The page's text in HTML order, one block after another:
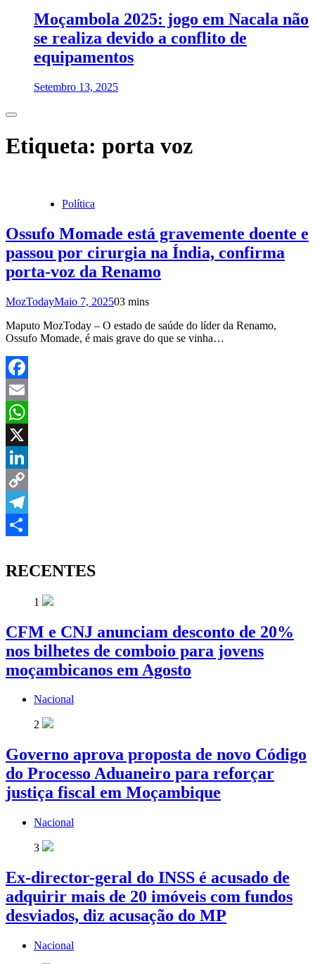
Moçambola 2025: jogo em Nacala não
se realiza devido a conflito de
equipamentos
Setembro 13, 2025
Etiqueta: porta voz
Política
Ossufo Momade está gravemente doente e
passou por cirurgia na Índia, confirma
porta-voz da Renamo
MozTodayMaio 7, 202503 mins
Maputo MozToday – O estado de saúde do líder da Renamo,
Ossufo Momade, é mais grave do que se vinha…
Facebook
Email
WhatsApp
X
LinkedIn
Copy
Link
Telegram
RECENTES
1
CFM e CNJ anunciam desconto de 20%
nos bilhetes de comboio para jovens
moçambicanos em Agosto
Nacional
2
Governo aprova proposta de novo Código
do Processo Aduaneiro para reforçar
justiça fiscal em Moçambique
Nacional
3
Ex-director-geral do INSS é acusado de
adquirir mais de 20 imóveis com fundos
desviados, diz acusação do MP
Nacional